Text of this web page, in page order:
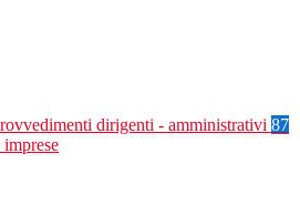
dirigenti - amministrativi 87